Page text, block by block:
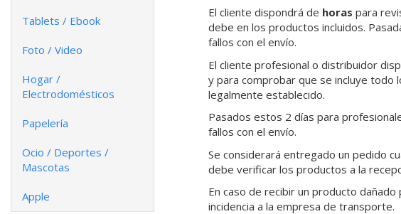
Tablets / Ebook
Foto / Video
Hogar /
Electrodomésticos
Papelería
Ocio / Deportes /
Mascotas
Apple
El cliente dispondrá de horas para
debe en los productos incluidos.
fallos con el envío.
El cliente profesional o distribuidor
y para comprobar que se incluye todo
legalmente establecido.
Pasados estos 2 días para
fallos con el envío.
Se considerará entregado un pedido
debe verificar los productos a la
En caso de recibir un producto
incidencia a la empresa de transporte.